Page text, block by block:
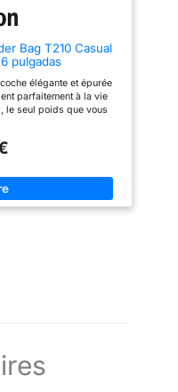
Bag T210 Casual
pulgadas
élégante et épurée
parfaitement à la vie
le seul poids que vous
poignées de transport
le compartiment de
de poches afin que vous
câbles et articles de